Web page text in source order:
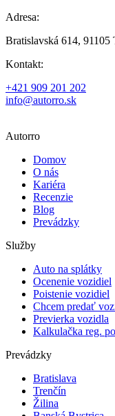
Adresa:
Bratislavská 614, 91105
Kontakt:
+421 909 201 202
info@autorro.sk
Autorro
Domov
O nás
Kariéra
Recenzie
Blog
Prevádzky
Služby
Auto na splátky
Ocenenie vozidiel
Poistenie vozidiel
Chcem predať
Previerka vozidla
Kalkulačka reg.
Prevádzky
Bratislava
Trenčín
Žilina